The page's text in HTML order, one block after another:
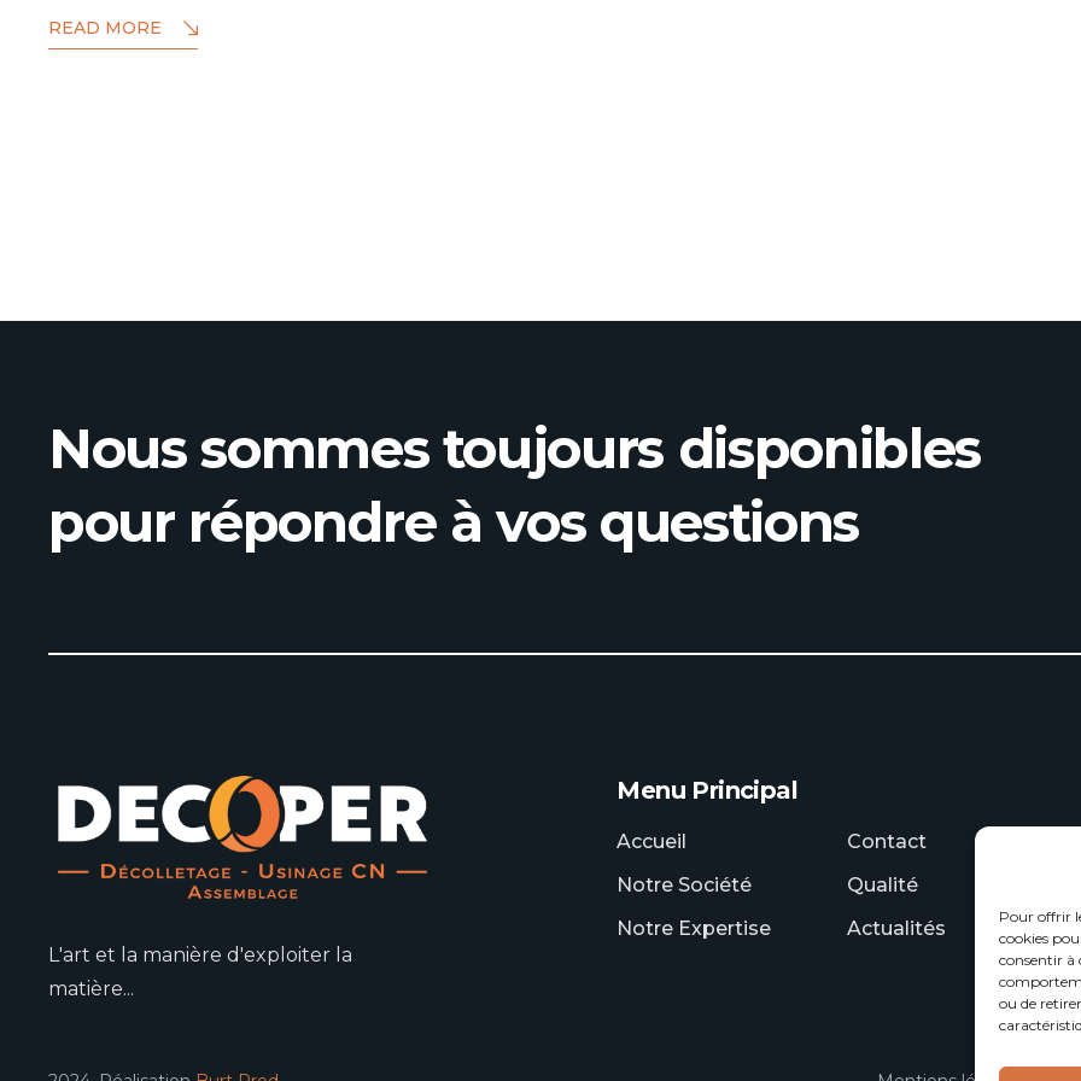
Pour offrir
cookies
consentir à
ou de
READ MORE
Nous sommes toujours disponibles
pour répondre à vos questions
L'art et la manière d'exploiter la
matière...
Menu Principal
Accueil
Notre Société
Notre Expertise
Contact
Qualité
Actualités